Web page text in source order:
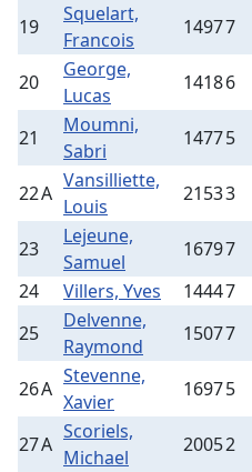
19
Squelart,
Francois
14977
20
George,
Lucas
14186
21
Moumni,
Sabri
14775
22A
Vansilliette,
Louis
21533
23
Lejeune,
Samuel
16797
24
Villers, Yves 14447
25
Delvenne,
Raymond
15077
26A
Stevenne,
Xavier
16975
27A
Scoriels,
Michael
20052